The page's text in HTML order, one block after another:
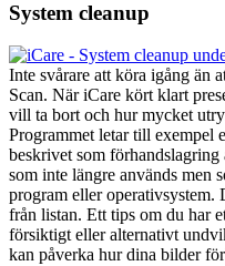
System cleanup
Inte svårare att köra igång än
Scan. När iCare kört klart
vill ta bort och hur mycket
Programmet letar till exempel
beskrivet som
som inte längre används men
program eller
från listan. Ett tips om du har
försiktigt eller alternativt
kan påverka hur dina bilder